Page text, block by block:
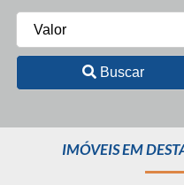
Buscar
IMÓVEIS EM